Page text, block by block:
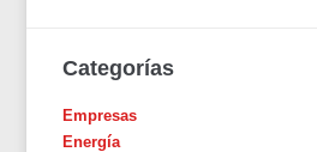
Categorías
Empresas
Energía